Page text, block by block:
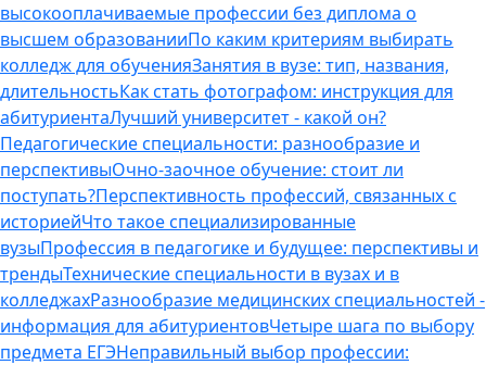
высокооплачиваемые профессии без диплома о
высшем образованииПо каким критериям выбирать
колледж для обученияЗанятия в вузе: тип, названия,
длительностьКак стать фотографом: инструкция для
абитуриентаЛучший университет - какой он?
Педагогические специальности: разнообразие и
перспективыОчно-заочное обучение: стоит ли
поступать?Перспективность профессий, связанных с
историейЧто такое специализированные
вузыПрофессия в педагогике и будущее: перспективы и
трендыТехнические специальности в вузах и в
колледжахРазнообразие медицинских специальностей -
информация для абитуриентовЧетыре шага по выбору
предмета ЕГЭНеправильный выбор профессии: